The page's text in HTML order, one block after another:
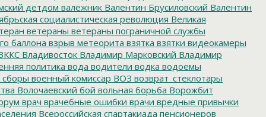
детдом валежник Валентин Брусиловский Валентин
социалистическая революция Великая
ветераны ветераны пограничной службы
баллона взрыв метеорита взятка взятки видеокамеры
Владивосток Владимир Марковский Владимир
политика вода водители водка водоемы
военный комиссар ВОЗ возврат_стеклотары
Волочаевский бой вольная борьба Ворожбит
врач врачебные ошибки врачи вредные привычки
Всероссийская спартакиада пенсионеров